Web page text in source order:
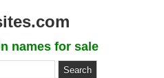
names for sale